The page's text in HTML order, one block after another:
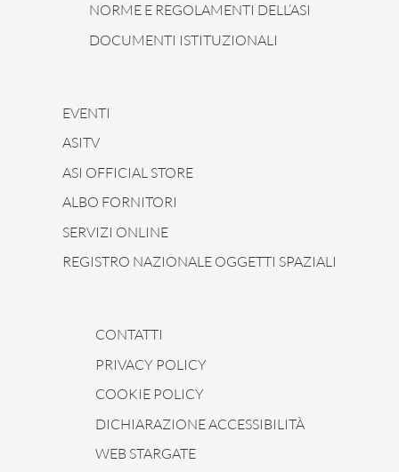
NORME E REGOLAMENTI DELL’ASI
DOCUMENTI ISTITUZIONALI
EVENTI
ASITV
ASI OFFICIAL STORE
ALBO FORNITORI
SERVIZI ONLINE
REGISTRO NAZIONALE OGGETTI SPAZIALI
CONTATTI
PRIVACY POLICY
COOKIE POLICY
DICHIARAZIONE ACCESSIBILITÀ
WEB STARGATE